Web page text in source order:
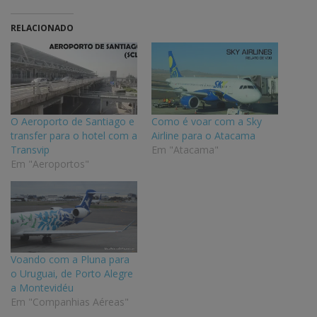
RELACIONADO
O Aeroporto de Santiago e
transfer para o hotel com a
Transvip
Em "Aeroportos"
Como é voar com a Sky
Airline para o Atacama
Em "Atacama"
Voando com a Pluna para
o Uruguai, de Porto Alegre
a Montevidéu
Em "Companhias Aéreas"